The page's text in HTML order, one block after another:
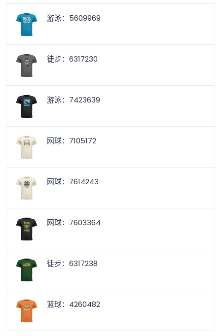
游泳：5609969
徒步：6317230
游泳：7423639
网球：7105172
网球：7614243
网球：7603364
徒步：6317238
篮球：4260482